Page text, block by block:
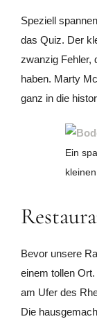
Speziell
das Quiz. Der
zwanzig Fehler,
haben. Marty
ganz in die
Ein
Bevor unsere
einem tollen Ort.
am Ufer des
Die